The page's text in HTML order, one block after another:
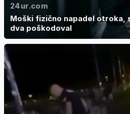
24ur.com
Moški fizično napadel otroka,
dva poškodoval